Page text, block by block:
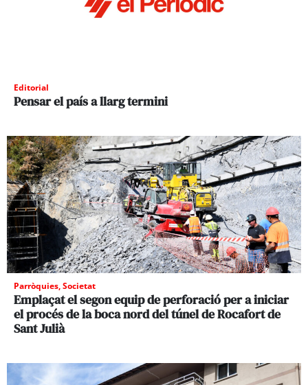
Editorial
Pensar el país a llarg termini
Parròquies,Societat
Emplaçat el segon equip de perforació per a iniciar
el procés de la boca nord del túnel de Rocafort de
Sant Julià